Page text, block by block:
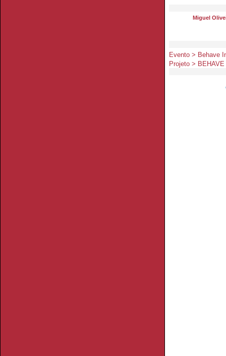
Miguel
Evento > Behave
Projeto > BEHAVE